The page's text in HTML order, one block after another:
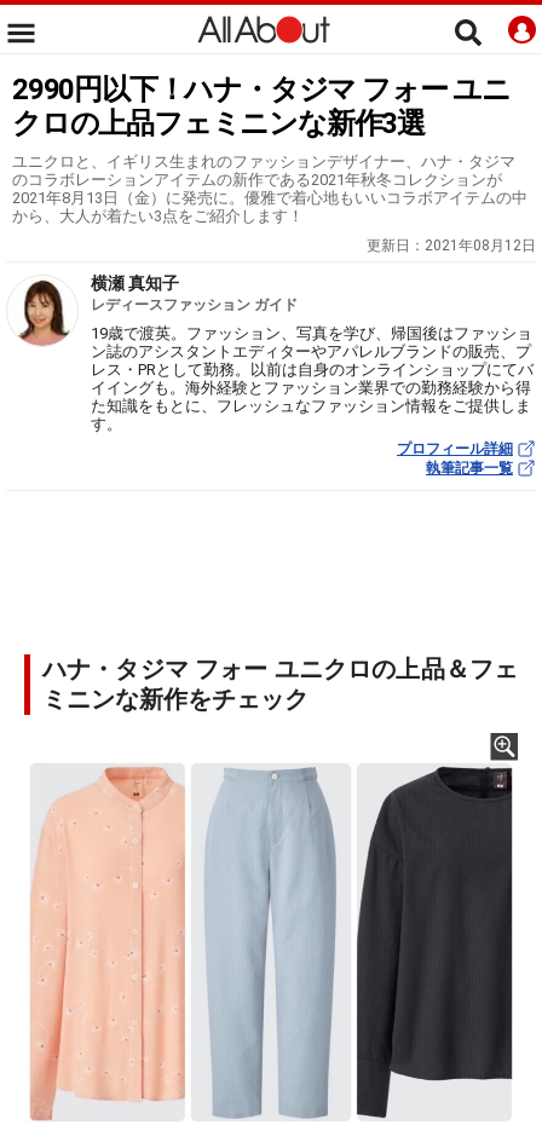
2990円以下！ハナ・タジマ フォー ユニ
クロの上品フェミニンな新作3選
ユニクロと、イギリス生まれのファッションデザイナー、ハナ・タジマ
のコラボレーションアイテムの新作である2021年秋冬コレクションが
2021年8月13日（金）に発売に。優雅で着心地もいいコラボアイテムの中
から、大人が着たい3点をご紹介します！
更新日： 2021年08月12日
横瀬 真知子
レディースファッション ガイド
19歳で渡英。ファッション、写真を学び、帰国後はファッショ
ン誌のアシスタントエディターやアパレルブランドの販売、プ
レス・PRとして勤務。以前は自身のオンラインショップにてバ
イイングも。海外経験とファッション業界での勤務経験から得
た知識をもとに、フレッシュなファッション情報をご提供しま
す。
プロフィール詳細
執筆記事一覧
ハナ・タジマ フォー ユニクロの上品＆フェ
ミニンな新作をチェック